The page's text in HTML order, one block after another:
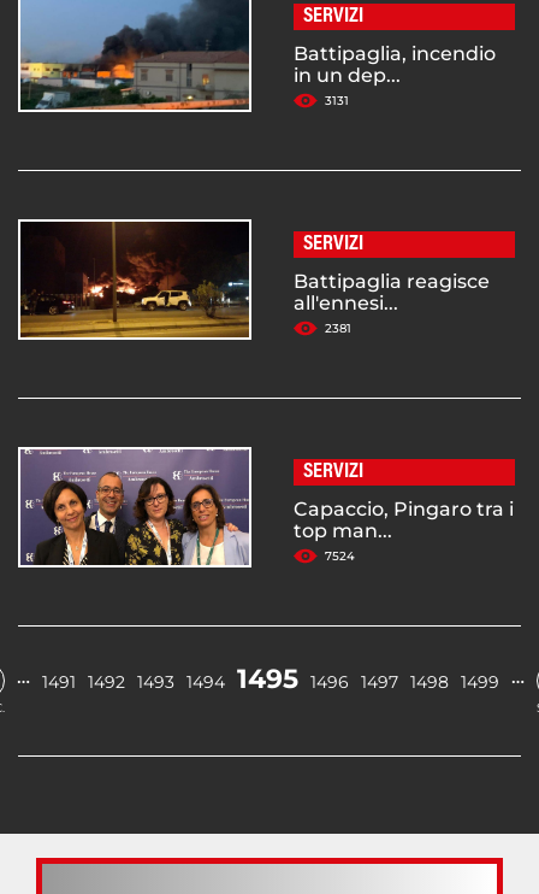
SERVIZI
Battipaglia, incendio
in un dep...
3131
SERVIZI
Battipaglia reagisce
all'ennesi...
2381
SERVIZI
Capaccio, Pingaro tra i
top man...
7524
… 1491 1492 1493 1494 1495 1496 1497 1498 1499 …